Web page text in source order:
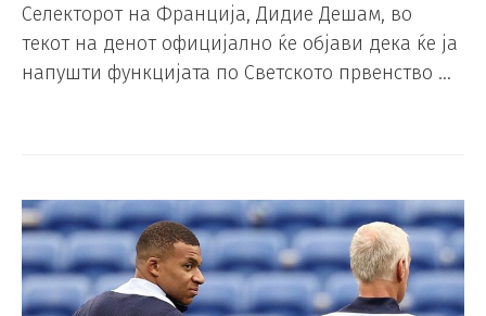
Селекторот на Франција, Дидие Дешам, во
текот на денот официјално ќе објави дека ќе ја
напушти функцијата по Светското првенство …